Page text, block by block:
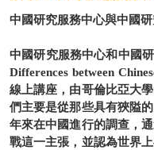
中國研究服務中心與中國
中國研究服務中心和中國
Differences between
線上講座，由哥倫比亞大
們主要是從那些具有狹隘
年來在中國進行的調查，
戰這一主張，並認為世界